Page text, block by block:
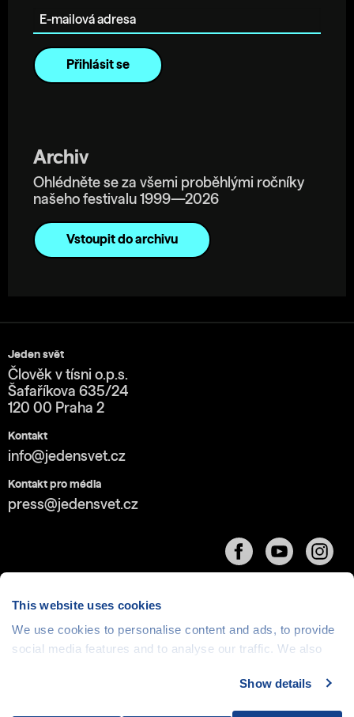
This website uses cookies
We use cookies to personalise content and ads, to provide
social media features and to analyse our traffic. We also
media, advertising and analytics partners who may
Show details
Archiv
Ohlédněte se za všemi proběhlými ročníky
našeho festivalu 1999—2026
Vstoupit do archivu
Jeden svět
Člověk v tísni o.p.s.
Šafaříkova 635/24
120 00 Praha 2
Kontakt
info@jedensvet.cz
Kontakt pro média
press@jedensvet.cz
Cookies| © 1999-2026 Člověk v tísni o.p.s., web běží